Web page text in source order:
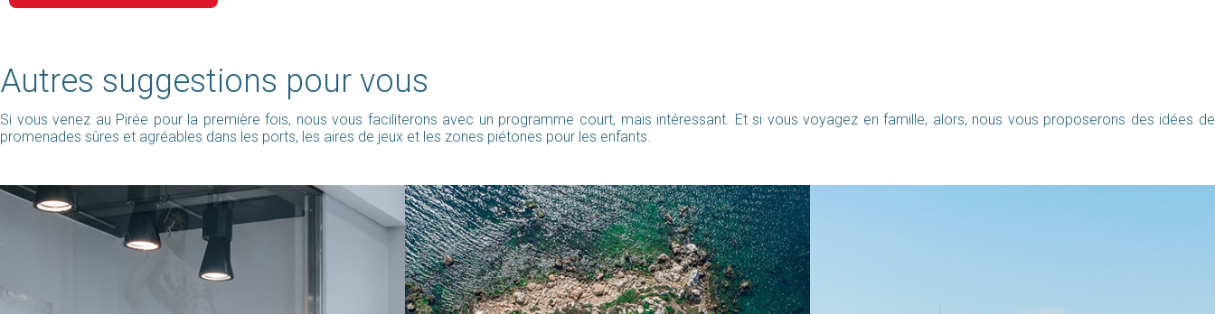
Autres suggestions pour vous
Si vous venez au Pirée pour la première fois, nous vous faciliterons avec un programme court, mais intéressant. Et si vous voyagez en famille, alors, nous vous proposerons des idées de
promenades sûres et agréables dans les ports, les aires de jeux et les zones piétones pour les enfants.